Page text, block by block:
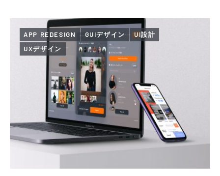
APP REDESIGN GUIデザイン
UI設計
UXデザイン